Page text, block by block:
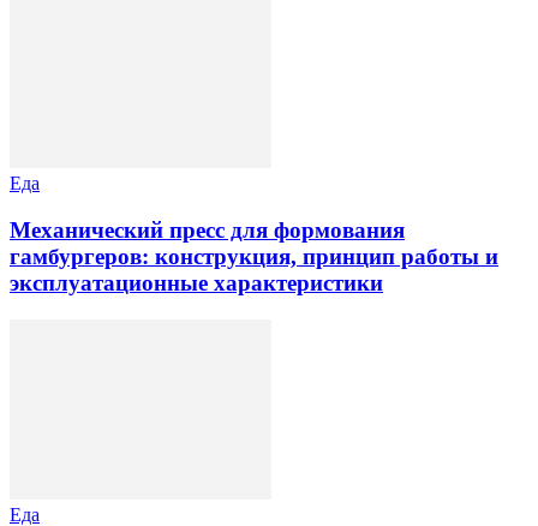
Еда
Механический пресс для формования
гамбургеров: конструкция, принцип работы и
эксплуатационные характеристики
Еда